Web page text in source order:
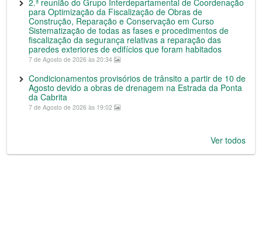
2.ª reunião do Grupo Interdepartamental de Coordenação
para Optimização da Fiscalização de Obras de
Construção, Reparação e Conservação em Curso
Sistematização de todas as fases e procedimentos de
fiscalização da segurança relativas a reparação das
paredes exteriores de edifícios que foram habitados
7 de Agosto de 2026 às 20:34
Condicionamentos provisórios de trânsito a partir de 10 de
Agosto devido a obras de drenagem na Estrada da Ponta
da Cabrita
7 de Agosto de 2026 às 19:02
Ver todos